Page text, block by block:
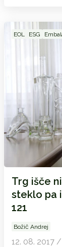
EOL ESG
Trg išče
steklo pa
121
Božič Andrej
12. 08. 2017 /